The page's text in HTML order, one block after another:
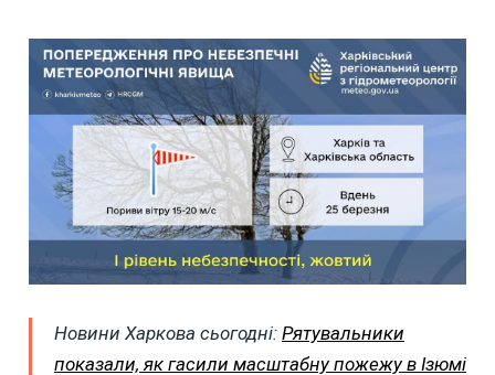
Новини Харкова сьогодні: Рятувальники
показали, як гасили масштабну пожежу в Ізюмі